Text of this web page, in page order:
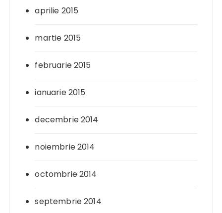
aprilie 2015
martie 2015
februarie 2015
ianuarie 2015
decembrie 2014
noiembrie 2014
octombrie 2014
septembrie 2014